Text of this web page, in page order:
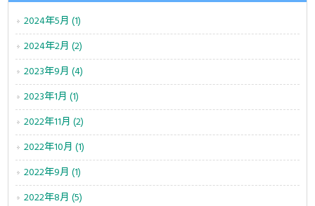
2024年5月 (1)
2024年2月 (2)
2023年9月 (4)
2023年1月 (1)
2022年11月 (2)
2022年10月 (1)
2022年9月 (1)
2022年8月 (5)